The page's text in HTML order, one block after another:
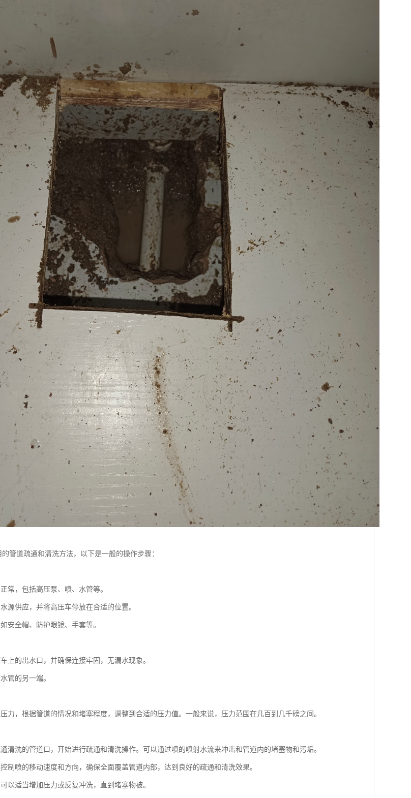
管道疏通和清洗方法，以下是一般的操作步骤：
常，包括高压泵、喷、水管等。
源供应，并将高压车停放在合适的位置。
安全帽、防护眼镜、手套等。
上的出水口，并确保连接牢固，无漏水现象。
管的另一端。
力，根据管道的情况和堵塞程度，调整到合适的压力值。一般来说，压力范围在几百到几千磅之间。
清洗的管道口，开始进行疏通和清洗操作。可以通过喷的喷射水流来冲击和管道内的堵塞物和污垢。
制喷的移动速度和方向，确保全面覆盖管道内部，达到良好的疏通和清洗效果。
以适当增加压力或反复冲洗，直到堵塞物被。